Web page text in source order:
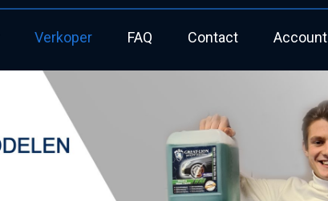
Verkoper FAQ Contact Account